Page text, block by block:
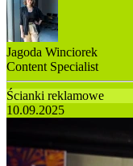
Jagoda Winciorek
Content Specialist
Ścianki reklamowe
10.09.2025